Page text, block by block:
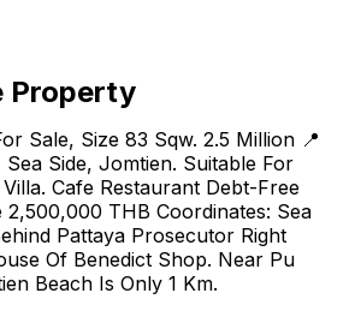
Property
Sale, Size 83 Sqw. 2.5 Million 📍
Side, Jomtien. Suitable For
Cafe Restaurant Debt-Free
2,500,000 THB Coordinates: Sea
Pattaya Prosecutor Right
Of Benedict Shop. Near Pu
Beach Is Only 1 Km.